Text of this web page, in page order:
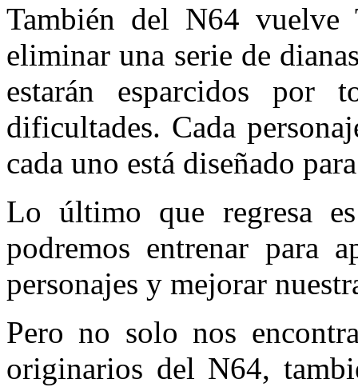
También del N64 vuelve
eliminar una serie de
estarán esparcidos
dificultades. Cada
cada uno está diseñado
Lo último que regresa
podremos entrenar para
personajes y mejorar
Pero no solo nos
originarios del N64,